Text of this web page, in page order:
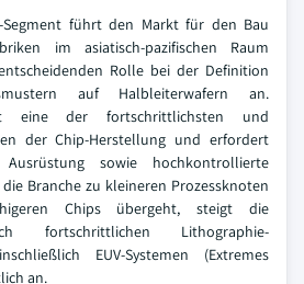
Segment führt den Markt für den Bau
im asiatisch-pazifischen Raum
Rolle bei der Definition
auf Halbleiterwafern an.
eine der fortschrittlichsten und
der Chip-Herstellung und erfordert
sowie hochkontrollierte
Branche zu kleineren Prozessknoten
Chips übergeht, steigt die
fortschrittlichen Lithographie-
EUV-Systemen (Extremes
an.